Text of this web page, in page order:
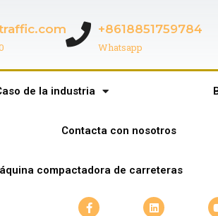
+8618851759784
Whatsapp
de la industria
Contacta con nosotros
compactadora de carreteras